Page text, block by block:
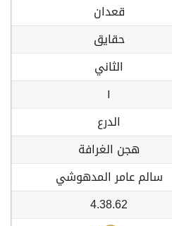
قعدان
حقايق
الثاني
١
الدرع
هجن الغرافة
سالم عامر المدهوشي
4.38.62